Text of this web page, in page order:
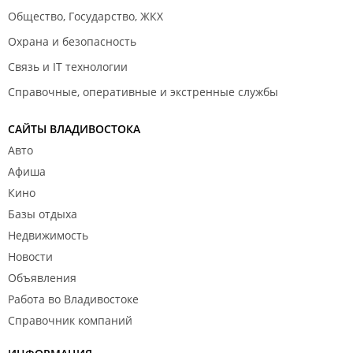
Сауна хорошая.
Достоинства - Джакузи и парилка
людей!
Пойти в эту сауну ещё раз? Нет! Не люблю быть
Спасибо!
Общество, Государство, ЖКХ
Охрана и безопасность
Связь и IT технологии
Справочные, оперативные и экстренные службы
САЙТЫ ВЛАДИВОСТОКА
Авто
Афиша
Кино
Базы отдыха
Недвижимость
Новости
Объявления
Работа во Владивостоке
Справочник компаний